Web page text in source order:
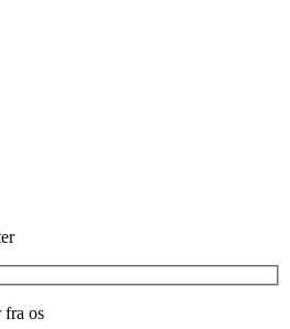
fra os